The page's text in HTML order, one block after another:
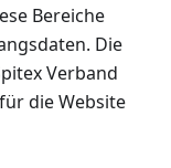
Bereiche
Die
Verband
die Website